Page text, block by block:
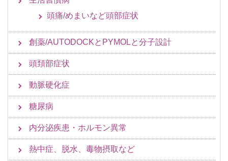
頭痛/めまいなど頭部症状
創薬/AUTODOCKとPYMOLと分子設計
頭頚部症状
動脈硬化症
糖尿病
内分泌疾患・ホルモン異常
熱中症、脱水、毒物摂取など